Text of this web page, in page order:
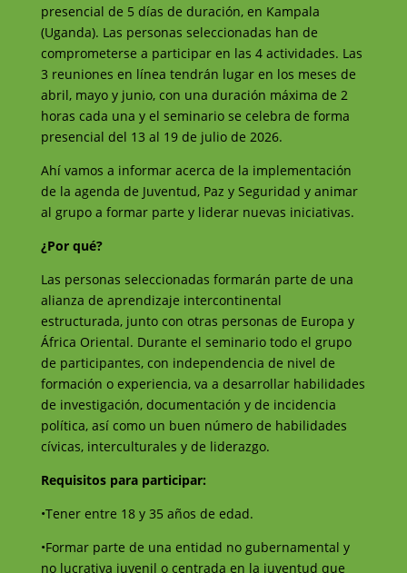
presencial de 5 días de duración, en Kampala
(Uganda). Las personas seleccionadas han de
comprometerse a participar en las 4 actividades. Las
3 reuniones en línea tendrán lugar en los meses de
abril, mayo y junio, con una duración máxima de 2
horas cada una y el seminario se celebra de forma
presencial del 13 al 19 de julio de 2026.
Ahí vamos a informar acerca de la implementación
de la agenda de Juventud, Paz y Seguridad y animar
al grupo a formar parte y liderar nuevas iniciativas.
¿Por qué?
Las personas seleccionadas formarán parte de una
alianza de aprendizaje intercontinental
estructurada, junto con otras personas de Europa y
África Oriental. Durante el seminario todo el grupo
de participantes, con independencia de nivel de
formación o experiencia, va a desarrollar habilidades
de investigación, documentación y de incidencia
política, así como un buen número de habilidades
cívicas, interculturales y de liderazgo.
Requisitos para participar:
•Tener entre 18 y 35 años de edad.
•Formar parte de una entidad no gubernamental y
no lucrativa juvenil o centrada en la juventud que